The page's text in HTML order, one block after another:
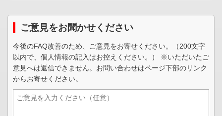
ご意見をお聞かせください
今後のFAQ改善のため、ご意見をお寄せください。（200文字
以内で、個人情報の記入はお控えください。） ※いただいたご
意見へは返信できません。お問い合わせはページ下部のリンク
からお寄せください。